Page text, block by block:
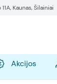
Kaunas, Šilainiai
Akcijos